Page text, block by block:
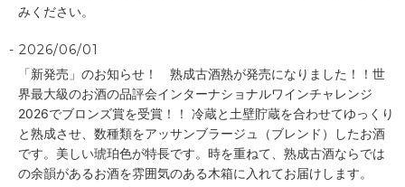
みください。
2026/06/01
「新発売」のお知らせ！ 熟成古酒熟が発売になりました！！世
界最大級のお酒の品評会インターナショナルワインチャレンジ
2026でブロンズ賞を受賞！！ 冷蔵と土壁貯蔵を合わせてゆっくり
と熟成させ、数種類をアッサンブラージュ（ブレンド）したお酒
です。美しい琥珀色が特長です。時を重ねて、熟成古酒ならでは
の余韻があるお酒を雰囲気のある木箱に入れてお届けします。